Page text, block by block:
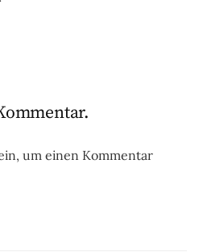
um einen Kommentar